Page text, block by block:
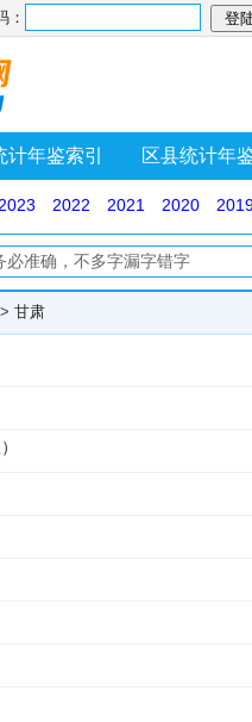
：
计年鉴索引 区县统计年
2023 2022 2021 2020
> 甘肃